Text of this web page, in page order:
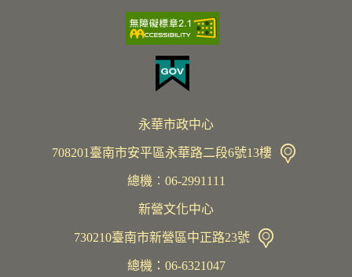
永華市政中心
708201臺南市安平區永華路二段6號13樓
總機︰06-2991111
新營文化中心
730210臺南市新營區中正路23號
總機：06-6321047